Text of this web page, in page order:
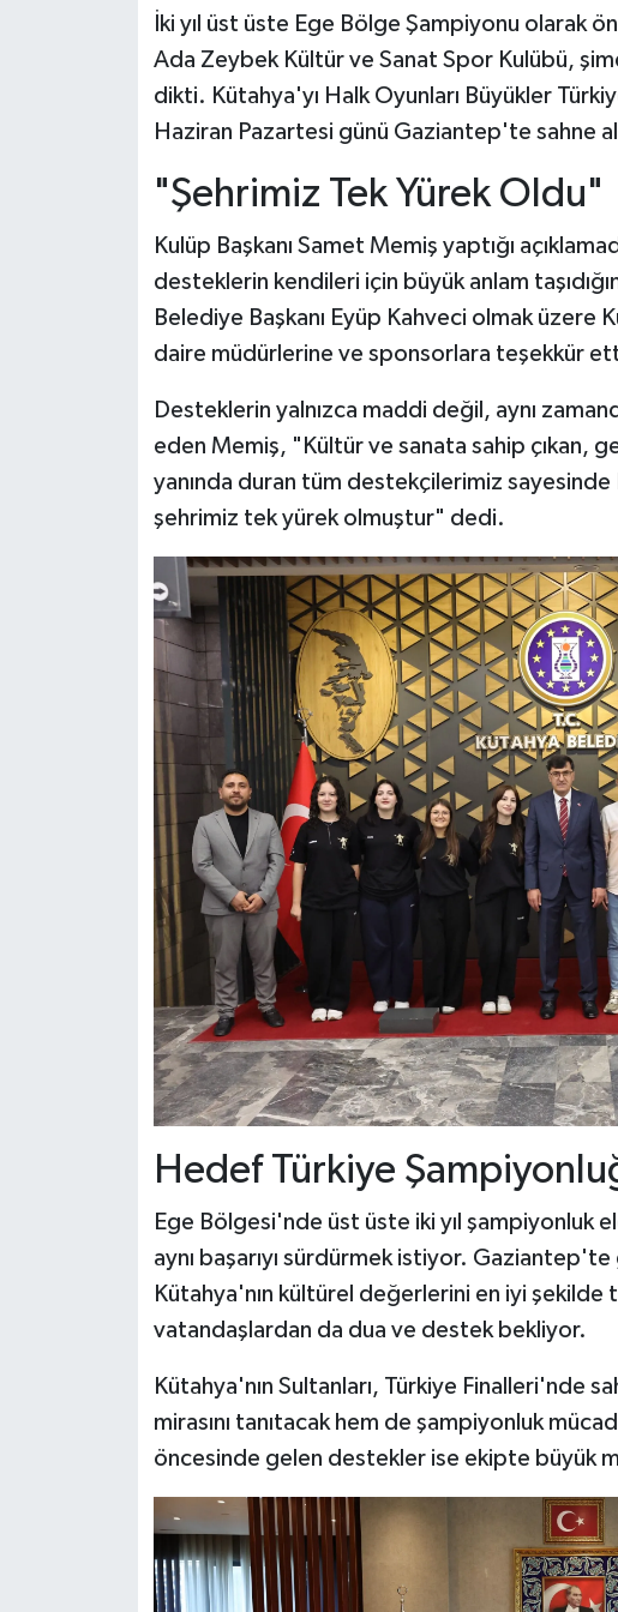
İki yıl üst üste Ege Bölge Şampiyonu olarak
Ada Zeybek Kültür ve Sanat Spor Kulübü,
dikti. Kütahya'yı Halk Oyunları Büyükler
Haziran Pazartesi günü Gaziantep'te sahne
"Şehrimiz Tek Yürek Oldu"
Kulüp Başkanı Samet Memiş yaptığı
desteklerin kendileri için büyük anlam
Belediye Başkanı Eyüp Kahveci olmak
daire müdürlerine ve sponsorlara teşekkür
Desteklerin yalnızca maddi değil, aynı
eden Memiş, "Kültür ve sanata sahip çıkan,
yanında duran tüm destekçilerimiz sayesinde
şehrimiz tek yürek olmuştur" dedi.
Hedef Türkiye
Ege Bölgesi'nde üst üste iki yıl şampiyonluk
aynı başarıyı sürdürmek istiyor.
Kütahya'nın kültürel değerlerini en iyi
vatandaşlardan da dua ve destek bekliyor.
Kütahya'nın Sultanları, Türkiye Finalleri'nde
mirasını tanıtacak hem de şampiyonluk
öncesinde gelen destekler ise ekipte büyük
Vefat Haberleri